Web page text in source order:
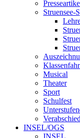
Struensee-
Musical
Theater
Sport
Schulfest
INSEL/OGS
INSEL